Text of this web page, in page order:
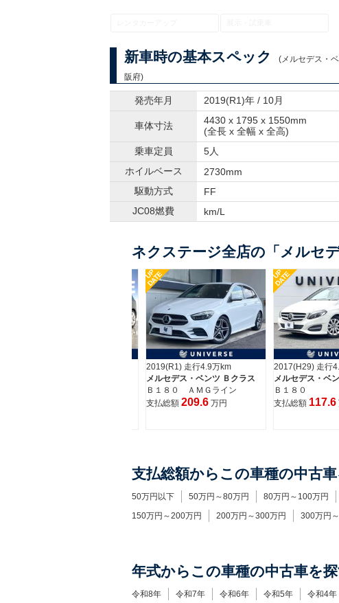
新車時の基本スペック
(メルセデス・
阪府)
発売年月 2019(R1)年 / 10月
車体寸法
4430 x 1795 x 1550mm
(全長 x 全幅 x 全高)
乗車定員
5人
ホイルベース
2730mm
駆動方式
FF
JC08燃費
km/L
ネクステージ全店の「メルセ
UP
DATE
2019(R1) 走行4.9万km
メルセデス・ベンツ Ｂクラス
Ｂ１８０ ＡＭＧライン
支払総額 209.6 万円
UP
DATE
2017(H29) 走行
メルセデス・ベ
Ｂ１８０
支払総額 117.6
支払総額からこの車種の中古
50万円以下 50万円～80万円 80万円～100万円
150万円～200万円
200万円～300万円 300万円
年式からこの車種の中古車を
令和8年 令和7年 令和6年 令和5年 令和4年